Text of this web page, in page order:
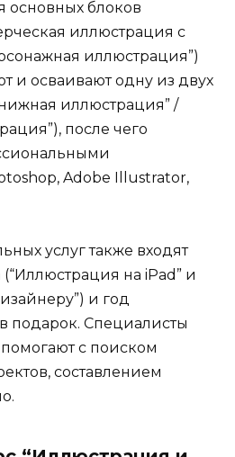
основных блоков
иллюстрация с
иллюстрация”)
и осваивают одну из двух
иллюстрация” /
после чего
Adobe Illustrator,
услуг также входят
на iPad” и
и год
подарок. Специалисты
с поиском
составлением